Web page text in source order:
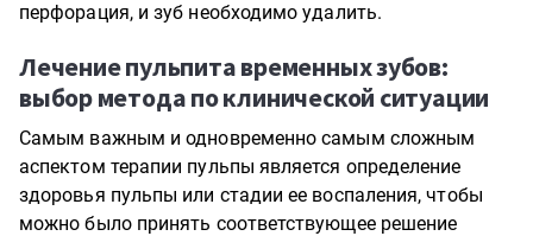
перфорация, и зуб необходимо удалить.
Лечение пульпита временных зубов:
выбор метода по клинической ситуации
Самым важным и одновременно самым сложным
аспектом терапии пульпы является определение
здоровья пульпы или стадии ее воспаления, чтобы
можно было принять соответствующее решение